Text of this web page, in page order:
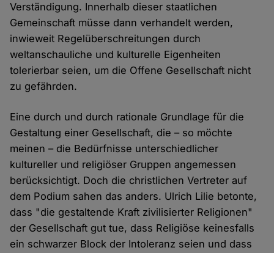
Verständigung. Innerhalb dieser staatlichen
Gemeinschaft müsse dann verhandelt werden,
inwieweit Regelüberschreitungen durch
weltanschauliche und kulturelle Eigenheiten
tolerierbar seien, um die Offene Gesellschaft nicht
zu gefährden.
Eine durch und durch rationale Grundlage für die
Gestaltung einer Gesellschaft, die – so möchte
meinen – die Bedürfnisse unterschiedlicher
kultureller und religiöser Gruppen angemessen
berücksichtigt. Doch die christlichen Vertreter auf
dem Podium sahen das anders. Ulrich Lilie betonte,
dass "die gestaltende Kraft zivilisierter Religionen"
der Gesellschaft gut tue, dass Religiöse keinesfalls
ein schwarzer Block der Intoleranz seien und dass